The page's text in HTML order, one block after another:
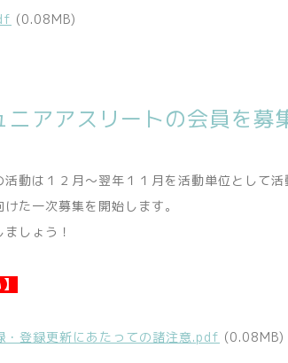
(0.08MB)
ニアアスリートの会員を募
動は１２月～翌年１１月を活動単位として活
た一次募集を開始します。
しょう！
登録更新にあたっての諸注意.pdf (0.08MB)